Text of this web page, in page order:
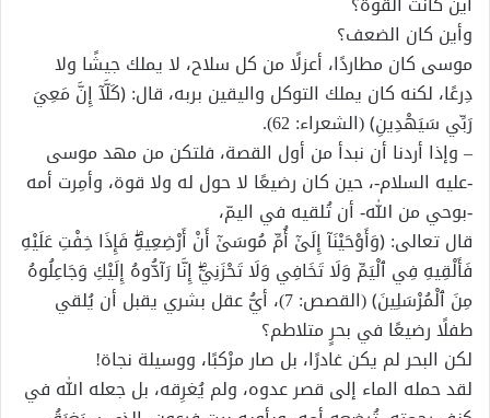
وأين كان الضعف؟
موسى كان مطاردًا، أعزلًا من كل سلاح، لا يملك جيشًا ولا
دِرعًا، لكنه كان يملك التوكل واليقين بربه، قال: ﴿كَلَّآ إِنَّ مَعِيَ
رَبِّي سَيَهْدِينِ﴾ (الشعراء: 62).
– وإذا أردنا أن نبدأ من أول القصة، فلتكن من مهد موسى
-عليه السلام-، حين كان رضيعًا لا حول له ولا قوة، وأمِرت أمه
-بوحي من الله- أن تُلقيه في اليمّ،
قال تعالى: ﴿وَأَوْحَيْنَآ إِلَىٰٓ أُمِّ مُوسَىٰٓ أَنْ أَرْضِعِيهِۖ فَإِذَا خِفْتِ عَلَيْهِ
فَأَلْقِيهِ فِي ٱلْيَمِّ وَلَا تَخَافِي وَلَا تَحْزَنِيٓۖ إِنَّا رَآدُّوهُ إِلَيْكِ وَجَاعِلُوهُ
مِنَ ٱلْمُرْسَلِينَ﴾ (القصص: 7)، أيُّ عقل بشري يقبل أن يُلقي
طفلًا رضيعًا في بحرٍ متلاطم؟
لكن البحر لم يكن غادرًا، بل صار مرْكبًا، ووسيلة نجاة!
لقد حمله الماء إلى قصر عدوه، ولم يُغرِقه، بل جعله الله في